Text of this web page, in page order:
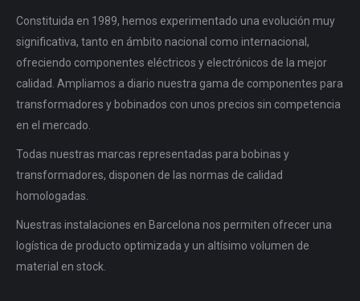
Constituida en 1989, hemos experimentado una evolución muy
significativa, tanto en ámbito nacional como internacional,
ofreciendo componentes eléctricos y electrónicos de la mejor
calidad. Ampliamos a diario nuestra gama de componentes para
transformadores y bobinados con unos precios sin competencia
en el mercado.
Todas nuestras marcas representadas para bobinas y
transformadores, disponen de las normas de calidad
homologadas.
Nuestras instalaciones en Barcelona nos permiten ofrecer una
logística de producto optimizada y un altísimo volumen de
material en stock.